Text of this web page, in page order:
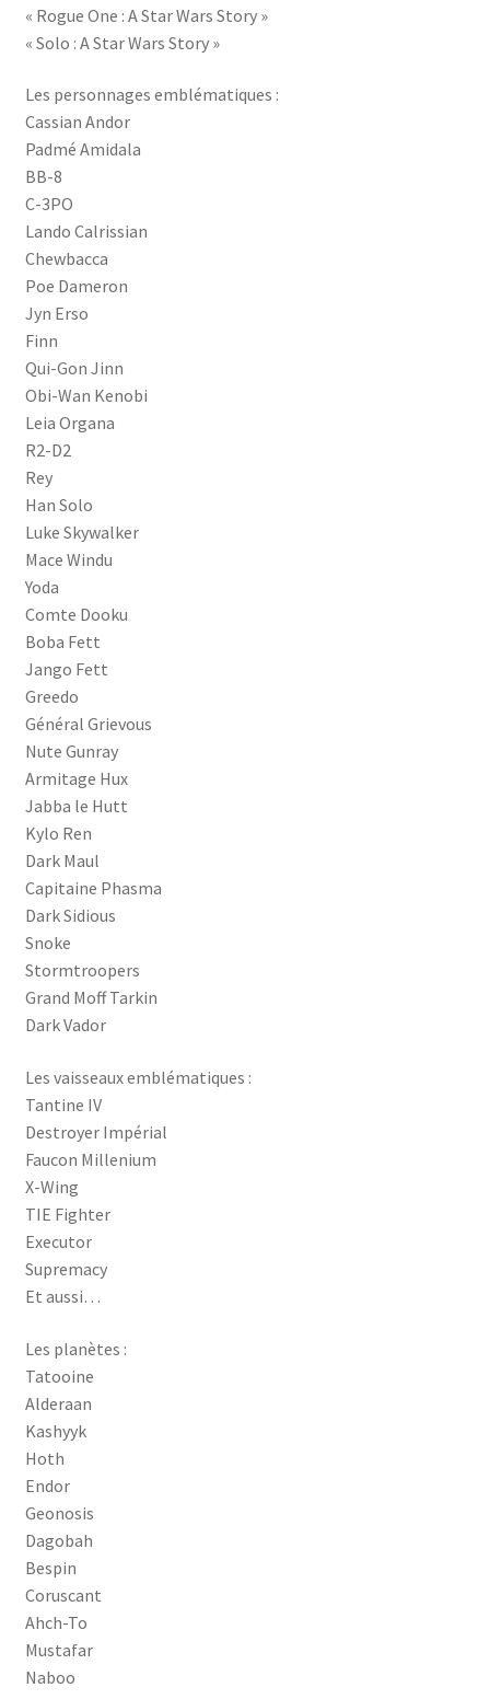
« Rogue One : A Star Wars Story »
« Solo : A Star Wars Story »
Les personnages emblématiques :
Cassian Andor
Padmé Amidala
BB-8
C-3PO
Lando Calrissian
Chewbacca
Poe Dameron
Jyn Erso
Finn
Qui-Gon Jinn
Obi-Wan Kenobi
Leia Organa
R2-D2
Rey
Han Solo
Luke Skywalker
Mace Windu
Yoda
Comte Dooku
Boba Fett
Jango Fett
Greedo
Général Grievous
Nute Gunray
Armitage Hux
Jabba le Hutt
Kylo Ren
Dark Maul
Capitaine Phasma
Dark Sidious
Snoke
Stormtroopers
Grand Moff Tarkin
Dark Vador
Les vaisseaux emblématiques :
Tantine IV
Destroyer Impérial
Faucon Millenium
X-Wing
TIE Fighter
Executor
Supremacy
Et aussi…
Les planètes :
Tatooine
Alderaan
Kashyyk
Hoth
Endor
Geonosis
Dagobah
Bespin
Coruscant
Ahch-To
Mustafar
Naboo